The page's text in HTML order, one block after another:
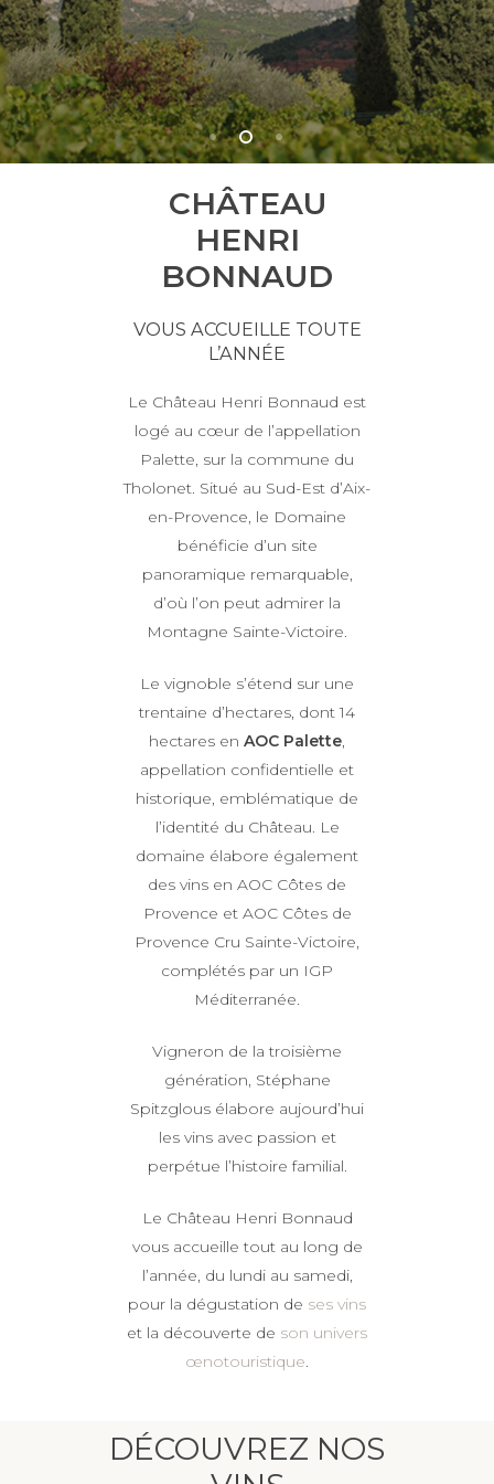
CHÂTEAU
HENRI
BONNAUD
VOUS ACCUEILLE TOUTE
L’ANNÉE
Le Château Henri Bonnaud est
logé au cœur de l’appellation
Palette, sur la commune du
Tholonet. Situé au Sud-Est d’Aix-
en-Provence, le Domaine
bénéficie d’un site
panoramique remarquable,
d’où l’on peut admirer la
Montagne Sainte-Victoire.
Le vignoble s’étend sur une
trentaine d’hectares, dont 14
hectares en AOC Palette,
appellation confidentielle et
historique, emblématique de
l’identité du Château. Le
domaine élabore également
des vins en AOC Côtes de
Provence et AOC Côtes de
Provence Cru Sainte-Victoire,
complétés par un IGP
Méditerranée.
Vigneron de la troisième
génération, Stéphane
Spitzglous élabore aujourd’hui
les vins avec passion et
perpétue l’histoire familial.
Le Château Henri Bonnaud
vous accueille tout au long de
l’année, du lundi au samedi,
pour la dégustation de ses vins
et la découverte de son univers
œnotouristique.
DÉCOUVREZ NOS